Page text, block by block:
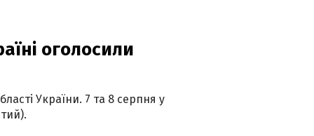
оголосили
України. 7 та 8 серпня у